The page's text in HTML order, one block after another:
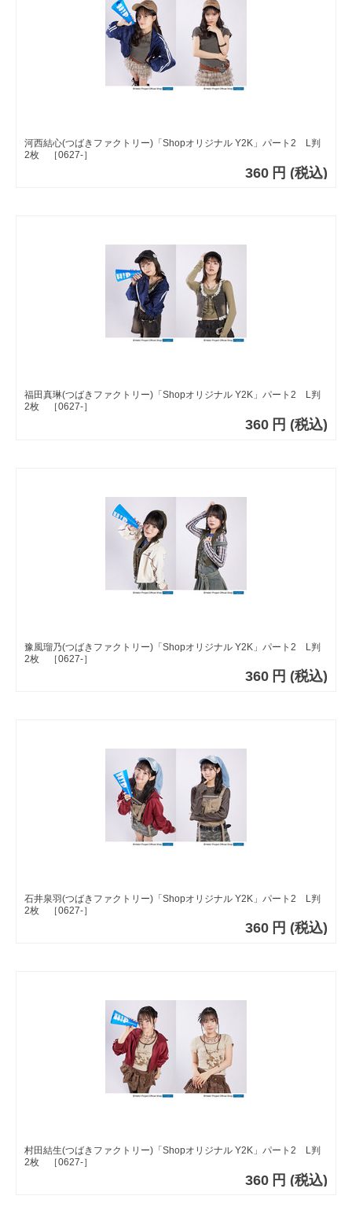
河西結心(つばきファクトリー)「Shopオリジナル Y2K」パート2 L判
2枚 ［0627-］
360 円 (税込)
福田真琳(つばきファクトリー)「Shopオリジナル Y2K」パート2 L判
2枚 ［0627-］
360 円 (税込)
豫風瑠乃(つばきファクトリー)「Shopオリジナル Y2K」パート2 L判
2枚 ［0627-］
360 円 (税込)
石井泉羽(つばきファクトリー)「Shopオリジナル Y2K」パート2 L判
2枚 ［0627-］
360 円 (税込)
村田結生(つばきファクトリー)「Shopオリジナル Y2K」パート2 L判
2枚 ［0627-］
360 円 (税込)